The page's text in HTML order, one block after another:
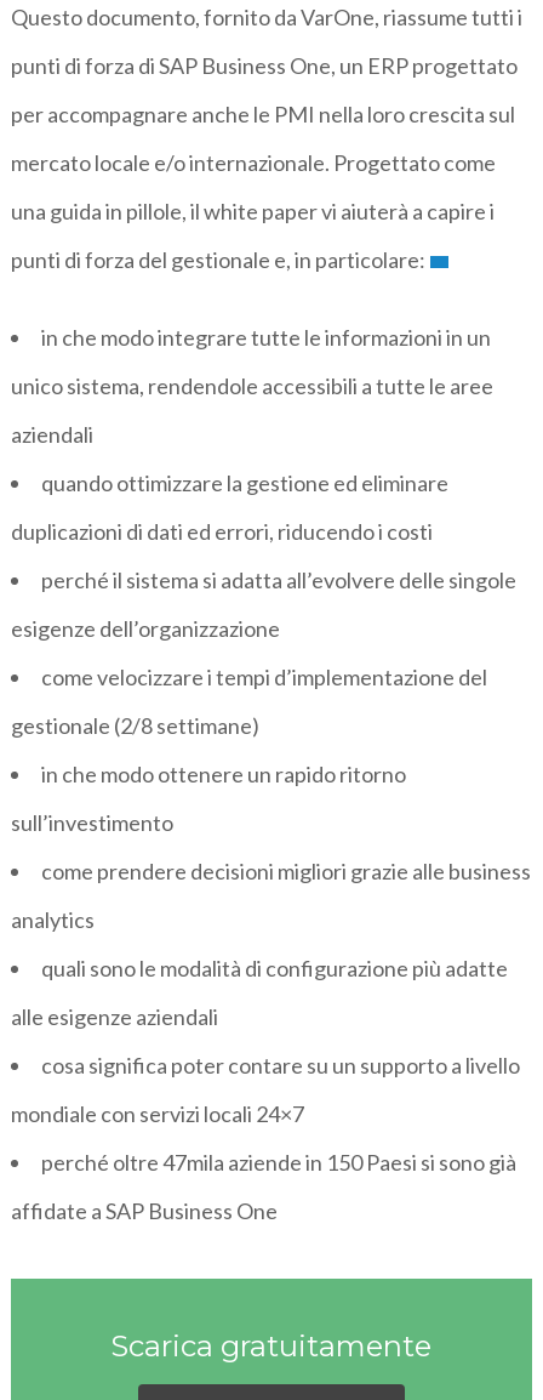
Questo documento, fornito da VarOne, riassume tutti i
punti di forza di SAP Business One, un ERP progettato
per accompagnare anche le PMI nella loro crescita sul
mercato locale e/o internazionale. Progettato come
una guida in pillole, il white paper vi aiuterà a capire i
punti di forza del gestionale e, in particolare:
in che modo integrare tutte le informazioni in un
unico sistema, rendendole accessibili a tutte le aree
aziendali
quando ottimizzare la gestione ed eliminare
duplicazioni di dati ed errori, riducendo i costi
perché il sistema si adatta all’evolvere delle singole
esigenze dell’organizzazione
come velocizzare i tempi d’implementazione del
gestionale (2/8 settimane)
in che modo ottenere un rapido ritorno
sull’investimento
come prendere decisioni migliori grazie alle business
analytics
quali sono le modalità di configurazione più adatte
alle esigenze aziendali
cosa significa poter contare su un supporto a livello
mondiale con servizi locali 24×7
perché oltre 47mila aziende in 150 Paesi si sono già
affidate a SAP Business One
Scarica gratuitamente